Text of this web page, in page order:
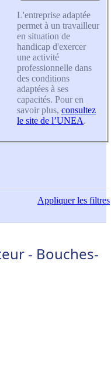
L'entreprise adaptée
permet à un travailleur
en situation de
handicap d'exercer
une activité
professionnelle dans
des conditions
adaptées à ses
capacités. Pour en
savoir plus, consultez
le site de l’UNEA.
Appliquerles filtres
- Bouches-